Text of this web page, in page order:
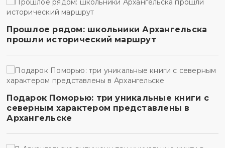
Прошлое рядом: школьники Архангельска
прошли исторический маршрут
Подарок Поморью: три уникальные книги с
северным характером представлены в
Архангельске